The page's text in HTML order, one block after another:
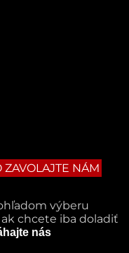
ZAVOLAJTE NÁM
výberu
chcete iba doladiť
nás